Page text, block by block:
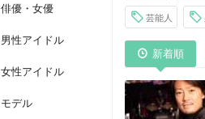
俳優・女優
男性アイドル
女性アイドル
モデル
芸能人
新着順